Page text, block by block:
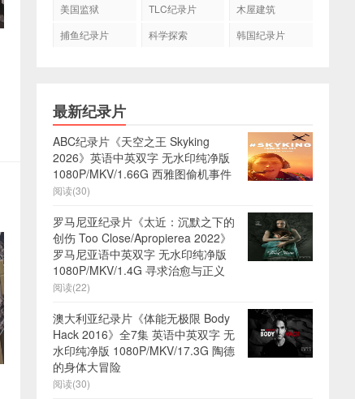
美国监狱
TLC纪录片
木屋建筑
捕鱼纪录片
科学探索 韩国纪录片
最新纪录片
ABC纪录片《天空之王 Skyking
2026》英语中英双字 无水印纯净版
1080P/MKV/1.66G 西雅图偷机事件
阅读(30)
罗马尼亚纪录片《太近：沉默之下的
创伤 Too Close/Apropierea 2022》
罗马尼亚语中英双字 无水印纯净版
1080P/MKV/1.4G 寻求治愈与正义
阅读(22)
澳大利亚纪录片《体能无极限 Body
Hack 2016》全7集 英语中英双字 无
水印纯净版 1080P/MKV/17.3G 陶德
的身体大冒险
阅读(30)